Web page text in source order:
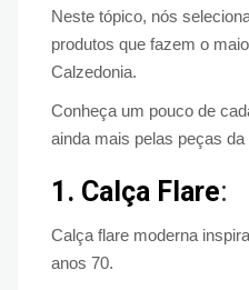
Neste tópico, nós
produtos que fazem o
Calzedonia.
Conheça um pouco de
ainda mais pelas peças da
1. Calça Flare:
Calça flare moderna
anos 70.